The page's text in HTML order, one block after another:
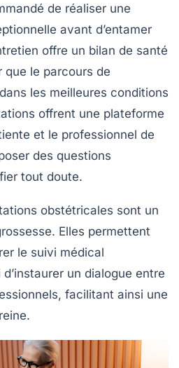
de réaliser une
avant d’entamer
offre un bilan de santé
que le parcours de
les meilleures conditions
offrent une plateforme
et le professionnel de
des questions
tout doute.
obstétricales sont un
Elles permettent
le suivi médical
un dialogue entre
facilitant ainsi une